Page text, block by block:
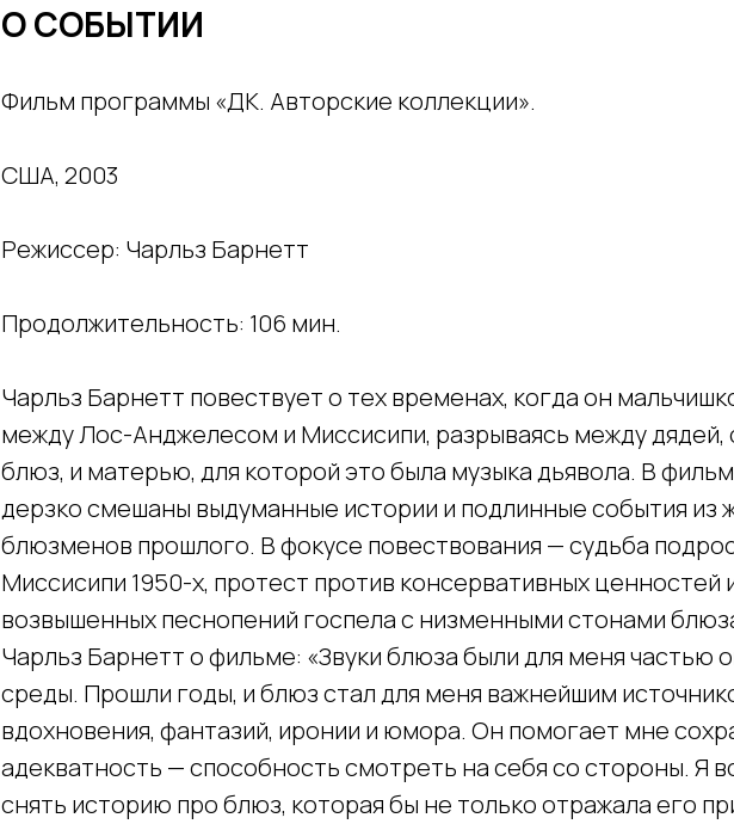
О СОБЫТИИ
Фильм программы «ДК. Авторские коллекции».
США, 2003
Режиссер: Чарльз Барнетт
Продолжительность: 106 мин.
Чарльз Барнетт повествует о тех временах, когда он
между Лос-Анджелесом и Миссисипи, разрываясь между
блюз, и матерью, для которой это была музыка дьявола. В
дерзко смешаны выдуманные истории и подлинные события из
блюзменов прошлого. В фокусе повествования — судьба
Миссисипи 1950-х, протест против консервативных ценностей
возвышенных песнопений госпела с низменными стонами
Чарльз Барнетт о фильме: «Звуки блюза были для меня частью
среды. Прошли годы, и блюз стал для меня важнейшим
вдохновения, фантазий, иронии и юмора. Он помогает мне
адекватность — способность смотреть на себя со стороны. Я
снять историю про блюз, которая бы не только отражала его